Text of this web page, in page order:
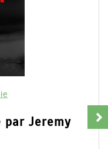
par Jeremy